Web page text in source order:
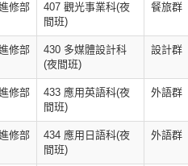
修部
407 觀光事業科(夜
間班)
餐旅群
修部
430 多媒體設計科
(夜間班)
設計群
修部
433 應用英語科(夜
間班)
外語群
修部
434 應用日語科(夜
間班)
外語群